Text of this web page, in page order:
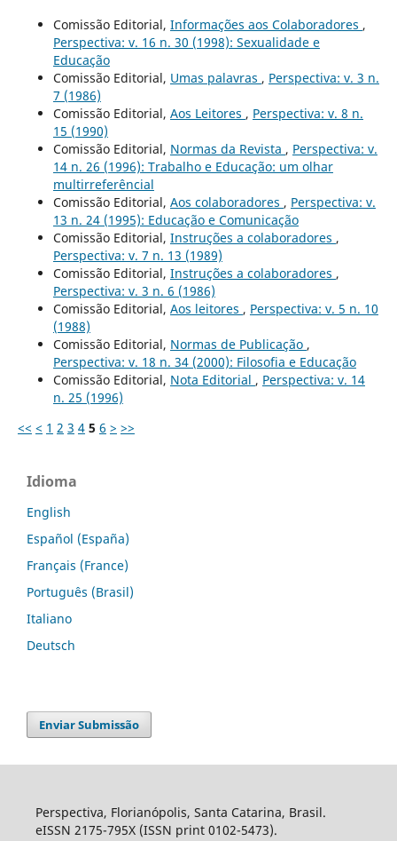
Comissão Editorial, Informações aos Colaboradores ,
Perspectiva: v. 16 n. 30 (1998): Sexualidade e
Educação
Comissão Editorial, Umas palavras , Perspectiva: v. 3 n.
7 (1986)
Comissão Editorial, Aos Leitores , Perspectiva: v. 8 n.
15 (1990)
Comissão Editorial, Normas da Revista , Perspectiva: v.
14 n. 26 (1996): Trabalho e Educação: um olhar
multirreferêncial
Comissão Editorial, Aos colaboradores , Perspectiva: v.
13 n. 24 (1995): Educação e Comunicação
Comissão Editorial, Instruções a colaboradores ,
Perspectiva: v. 7 n. 13 (1989)
Comissão Editorial, Instruções a colaboradores ,
Perspectiva: v. 3 n. 6 (1986)
Comissão Editorial, Aos leitores , Perspectiva: v. 5 n. 10
(1988)
Comissão Editorial, Normas de Publicação ,
Perspectiva: v. 18 n. 34 (2000): Filosofia e Educação
Comissão Editorial, Nota Editorial , Perspectiva: v. 14
n. 25 (1996)
<< < 1 2 3 4 5 6 > >>
Idioma
English
Español (España)
Français (France)
Português (Brasil)
Italiano
Deutsch
Enviar Submissão
Perspectiva, Florianópolis, Santa Catarina, Brasil.
eISSN 2175-795X (ISSN print 0102-5473).